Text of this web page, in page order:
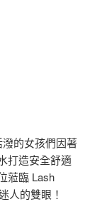
的女孩們因著
打造安全舒適
蒞臨 Lash
人的雙眼！